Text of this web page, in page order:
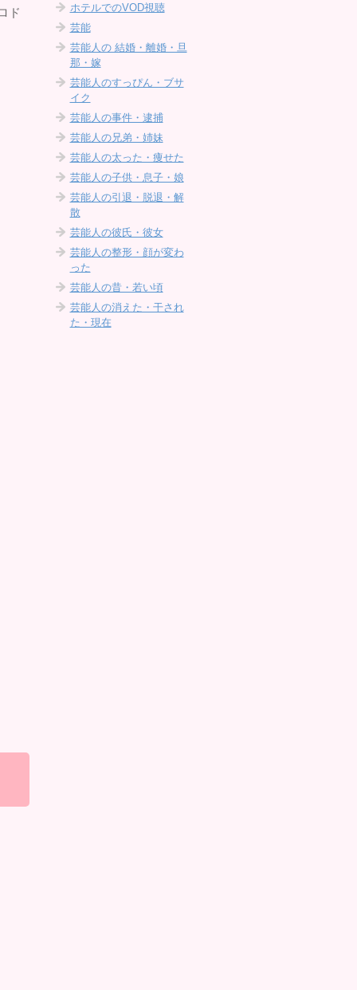
ド
ホテルでのVOD視聴
芸能
芸能人の 結婚・離婚・旦
那・嫁
芸能人のすっぴん・ブサ
イク
芸能人の事件・逮捕
芸能人の兄弟・姉妹
芸能人の太った・痩せた
芸能人の子供・息子・娘
芸能人の引退・脱退・解
散
芸能人の彼氏・彼女
芸能人の整形・顔が変わ
った
芸能人の昔・若い頃
芸能人の消えた・干され
た・現在